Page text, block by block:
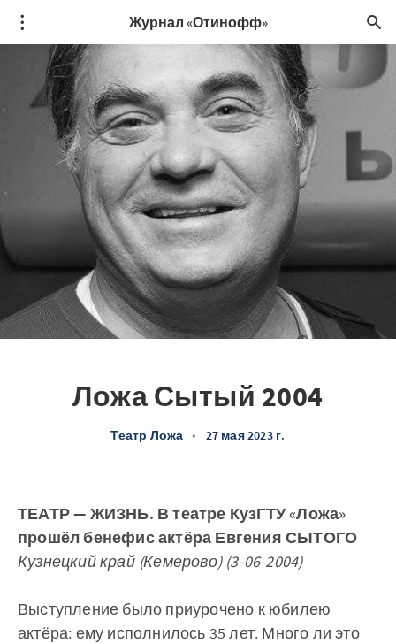
Журнал «Отинофф»
Ложа Сытый 2004
Театр Ложа • 27 мая 2023 г.
ТЕАТР — ЖИЗНЬ. В театре КузГТУ «Ложа»
прошёл бенефис актёра Евгения СЫТОГО
Кузнецкий край (Кемерово) (3-06-2004)
Выступление было приурочено к юбилею
актёра: ему исполнилось 35 лет. Много ли это